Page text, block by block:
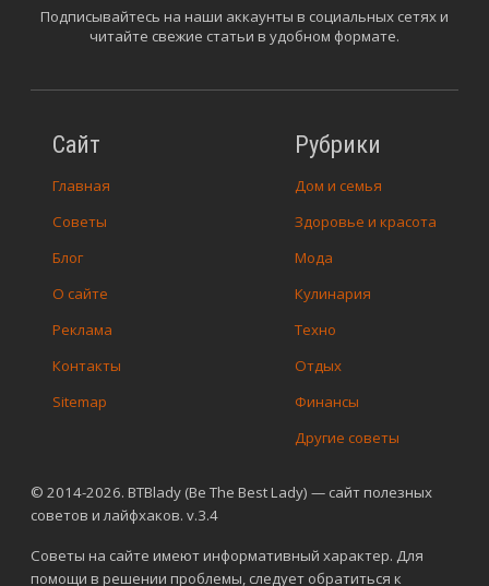
© 2014-2026. BTBlady (Be The Best Lady) — сайт полезных
советов и лайфхаков. v.3.4
Советы на сайте имеют информативный характер. Для
помощи в решении проблемы, следует обратиться к
Сайт
Главная
Советы
Блог
О сайте
Реклама
Контакты
Sitemap
Рубрики
Дом и семья
Здоровье и красота
Мода
Кулинария
Техно
Отдых
Финансы
Другие советы
Подписывайтесь на наши аккаунты в социальных сетях и
читайте свежие статьи в удобном формате.